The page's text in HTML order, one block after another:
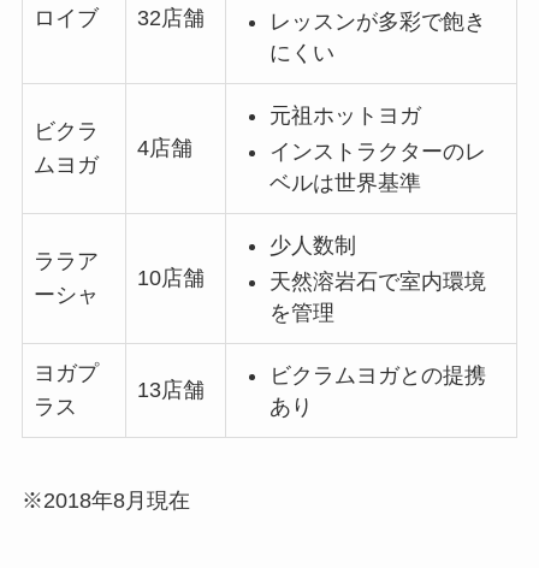
ロイブ 32店舗
レッスンが多彩で飽き
にくい
ビクラ
ムヨガ
4店舗
元祖ホットヨガ
インストラクターのレ
ベルは世界基準
ララア
ーシャ
10店舗
少人数制
天然溶岩石で室内環境
を管理
ヨガプ
ラス
13店舗
ビクラムヨガとの提携
あり
※2018年8月現在